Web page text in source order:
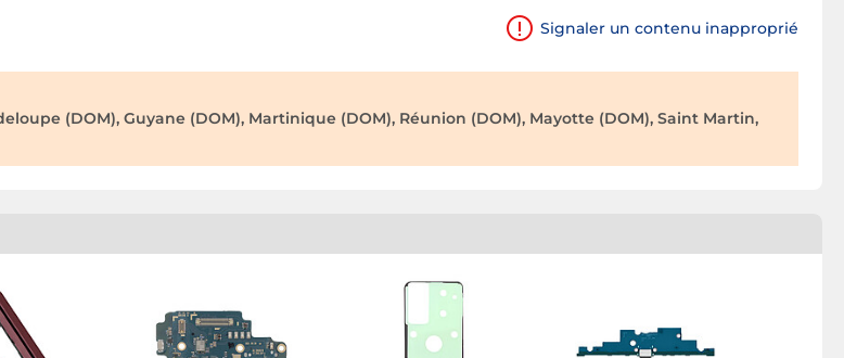
Signaler un contenu inapproprié
(DOM), Guyane (DOM), Martinique (DOM), Réunion (DOM), Mayotte (DOM), Saint Martin,